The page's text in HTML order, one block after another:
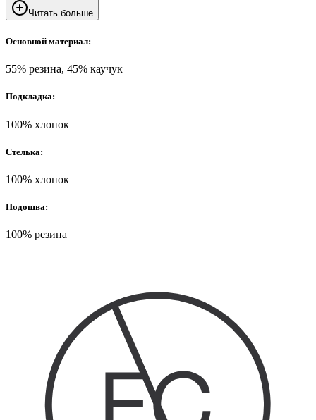
Читать больше
Основной материал:
55% резина, 45% каучук
Подкладка:
100% хлопок
Стелька:
100% хлопок
Подошва:
100% резина